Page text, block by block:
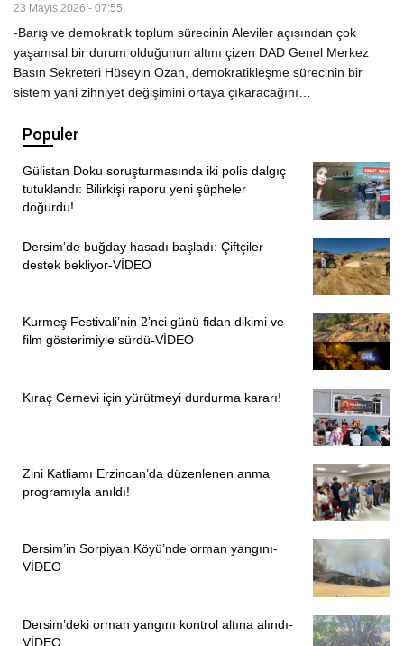
23 Mayıs 2026 - 07:55
-Barış ve demokratik toplum sürecinin Aleviler açısından çok
yaşamsal bir durum olduğunun altını çizen DAD Genel Merkez
Basın Sekreteri Hüseyin Ozan, demokratikleşme sürecinin bir
sistem yani zihniyet değişimini ortaya çıkaracağını…
Populer
Gülistan Doku soruşturmasında iki polis dalgıç
tutuklandı: Bilirkişi raporu yeni şüpheler
doğurdu!
Dersim’de buğday hasadı başladı: Çiftçiler
destek bekliyor-VİDEO
Kurmeş Festivali’nin 2’nci günü fidan dikimi ve
film gösterimiyle sürdü-VİDEO
Kıraç Cemevi için yürütmeyi durdurma kararı!
Zini Katliamı Erzincan’da düzenlenen anma
programıyla anıldı!
Dersim’in Sorpiyan Köyü’nde orman yangını-
VİDEO
Dersim’deki orman yangını kontrol altına alındı-
VİDEO